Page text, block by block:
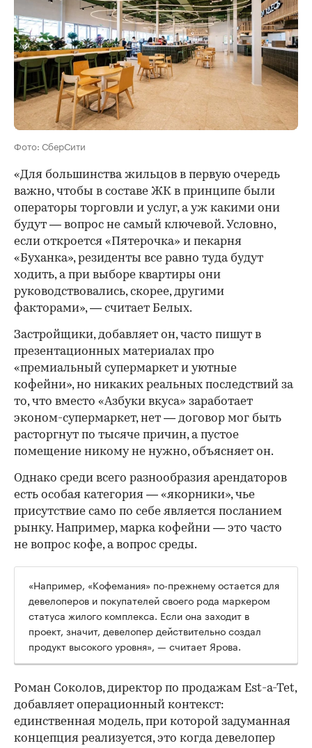
Фото: СберСити
«Для большинства жильцов в первую очередь
важно, чтобы в составе ЖК в принципе были
операторы торговли и услуг, а уж какими они
будут — вопрос не самый ключевой. Условно,
если откроется «Пятерочка» и пекарня
«Буханка», резиденты все равно туда будут
ходить, а при выборе квартиры они
руководствовались, скорее, другими
факторами», — считает Белых.
Застройщики, добавляет он, часто пишут в
презентационных материалах про
«премиальный супермаркет и уютные
кофейни», но никаких реальных последствий за
то, что вместо «Азбуки вкуса» заработает
эконом-супермаркет, нет — договор мог быть
расторгнут по тысяче причин, а пустое
помещение никому не нужно, объясняет он.
Однако среди всего разнообразия арендаторов
есть особая категория — «якорники», чье
присутствие само по себе является посланием
рынку. Например, марка кофейни — это часто
не вопрос кофе, а вопрос среды.
«Например, «Кофемания» по-прежнему остается для
девелоперов и покупателей своего рода маркером
статуса жилого комплекса. Если она заходит в
проект, значит, девелопер действительно создал
продукт высокого уровня», — считает Ярова.
Роман Соколов, директор по продажам Est-a-Tet,
добавляет операционный контекст:
единственная модель, при которой задуманная
концепция реализуется, это когда девелопер